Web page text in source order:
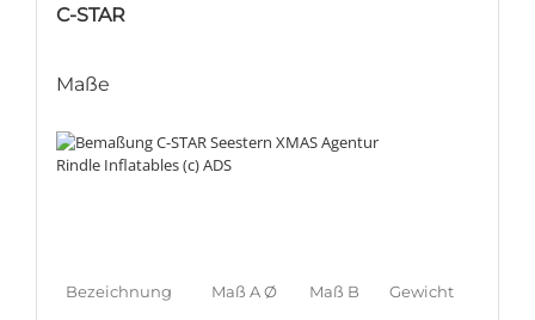
C-STAR
Maße
Bezeichnung Maß A Ø Maß B Gewicht